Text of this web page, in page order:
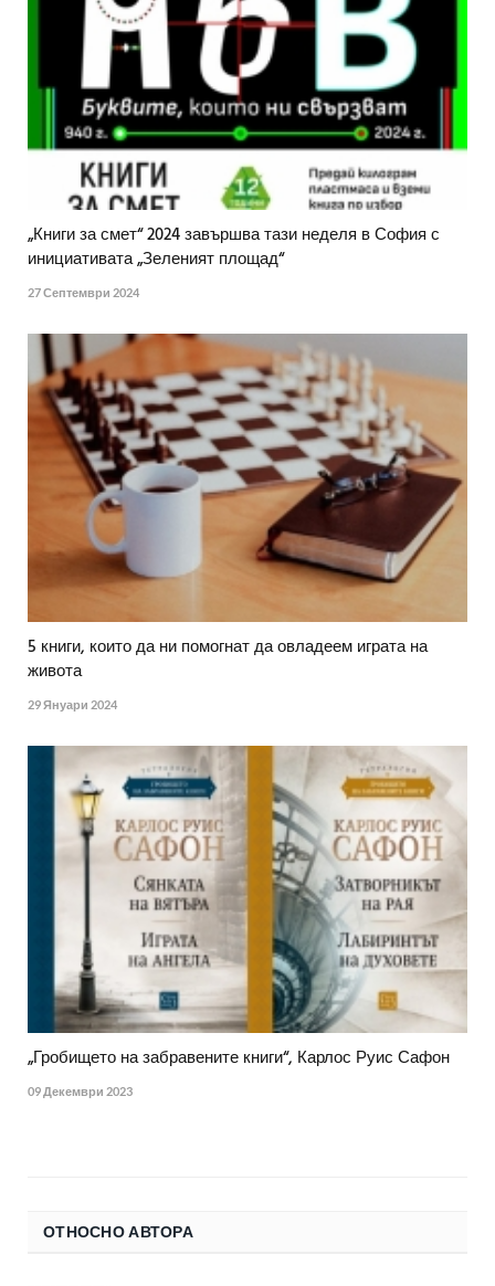
„Книги за смет“ 2024 завършва тази неделя в София с
инициативата „Зеленият площад“
27 Септември 2024
5 книги, които да ни помогнат да овладеем играта на
живота
29 Януари 2024
„Гробището на забравените книги“, Карлос Руис Сафон
09 Декември 2023
ОТНОСНО АВТОРА